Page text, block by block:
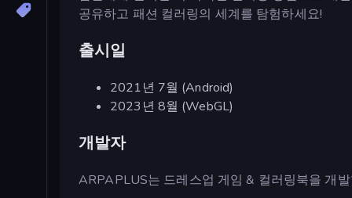
공유하고 패션 컬러링의 세계를 탐험하세요!
출시일
2021년 7월 (Android)
2023년 8월 (WebGL)
개발자
ARPAPLUS는 드레스업 게임 & 컬러링북을 개